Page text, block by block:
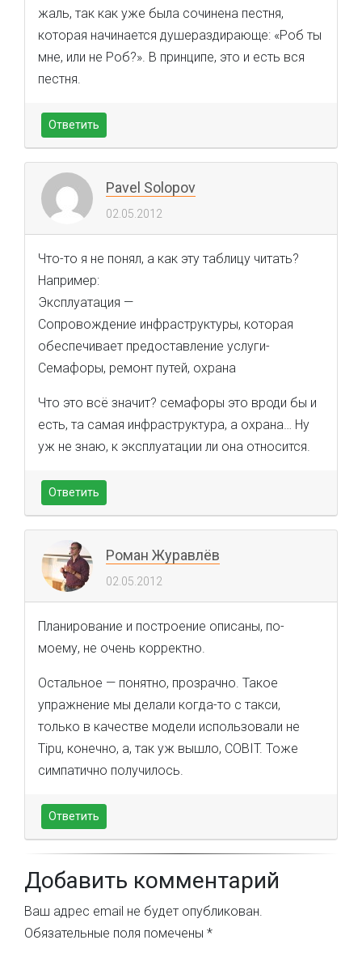
жаль, так как уже была сочинена пестня,
которая начинается душераздирающе: «Роб ты
мне, или не Роб?». В принципе, это и есть вся
пестня.
Ответить
Pavel Solopov
02.05.2012
Что-то я не понял, а как эту таблицу читать?
Например:
Эксплуатация —
Сопровождение инфраструктуры, которая
обеспечивает предоставление услуги-
Семафоры, ремонт путей, охрана
Что это всё значит? семафоры это вроди бы и
есть, та самая инфраструктура, а охрана… Ну
уж не знаю, к эксплуатации ли она относится.
Ответить
Роман Журавлёв
02.05.2012
Планирование и построение описаны, по-
моему, не очень корректно.
Остальное — понятно, прозрачно. Такое
упражнение мы делали когда-то с такси,
только в качестве модели использовали не
Tipu, конечно, а, так уж вышло, COBIT. Тоже
симпатично получилось.
Ответить
Добавить комментарий
Ваш адрес email не будет опубликован.
Обязательные поля помечены *